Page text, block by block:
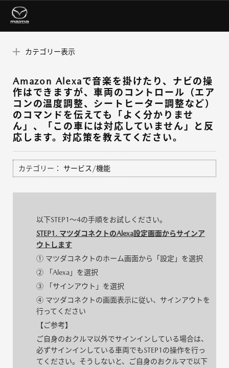
カテゴリー表示
Amazon Alexaで音楽を掛けたり、ナビの操
作はできますが、車両のコントロール（エア
コンの温度調整、シートヒーター調整など）
のコマンドを伝えても「よく分かりませ
ん」、「この車には対応していません」と反
応します。対応策を教えてください。
カテゴリー： サービス/機能
以下STEP1～4の手順をお試しください。
STEP1. マツダコネクトのAlexa設定画面からサインア
ウトします
① マツダコネクトのホーム画面から「設定」を選択
② 「Alexa」を選択
③ 「サインアウト」を選択
④ マツダコネクトの画面表示に従い、サインアウトを
行ってください
【ご参考】
ご自身のおクルマ以外でサインインしている場合は、
必ずサインインしている車両でもSTEP1の操作を行っ
てください。そうしないと、ご自身のおクルマで以下